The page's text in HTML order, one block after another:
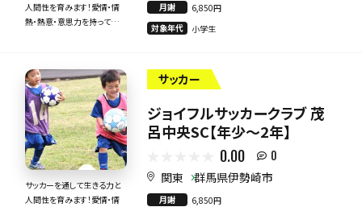
人間性を育みます！愛情・情
熱・熱意・意思力を持って全
月謝
6,850円
対象年代
小学生
サッカーを通して生きる力と
人間性を育みます！愛情・情
サッカー
ジョイフルサッカークラブ 茂
呂中央SC【年少～2年】
0.00 0
関東 群馬県伊勢崎市
月謝
6,850円